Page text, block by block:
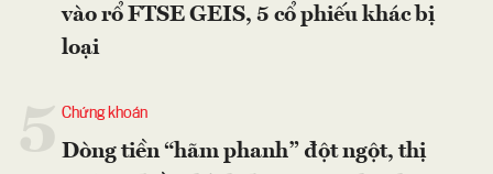
vào rổ FTSE GEIS, 5 cổ phiếu khác bị
loại
Chứng khoán
Dòng tiền “hãm phanh” đột ngột, thị